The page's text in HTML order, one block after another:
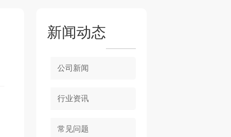
新闻动态
公司新闻
行业资讯
常见问题